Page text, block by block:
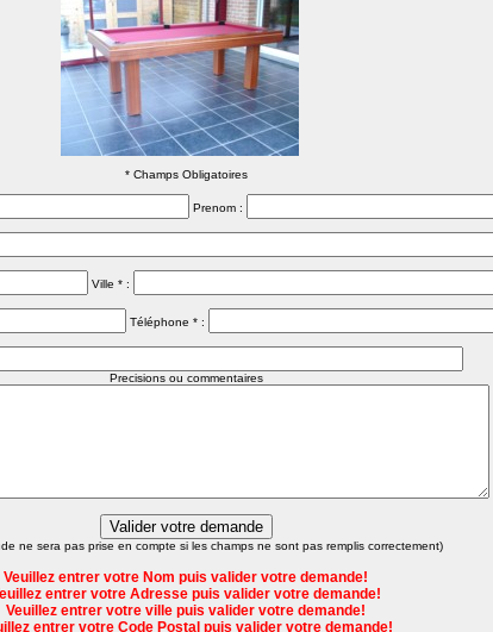
* Champs Obligatoires
Prenom :
Ville * :
Téléphone * :
Precisions ou commentaires
ne sera pas prise en compte si les champs ne sont pas remplis correctement)
Veuillez entrer votre Nom puis valider votre demande!
entrer votre Adresse puis valider votre demande!
Veuillez entrer votre ville puis valider votre demande!
entrer votre Code Postal puis valider votre demande!